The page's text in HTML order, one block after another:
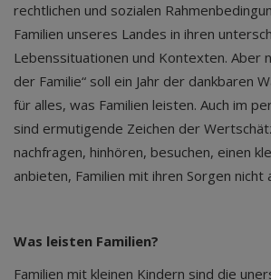
rechtlichen und sozialen
Familien unseres Landes in ihren
Lebenssituationen und Kontexten. Aber
der Familie“ soll ein Jahr der dankbaren
für alles, was Familien leisten. Auch im
sind ermutigende Zeichen der
nachfragen, hinhören, besuchen, einen
anbieten, Familien mit ihren Sorgen nicht
Was leisten Familien?
Familien mit kleinen Kindern sind die